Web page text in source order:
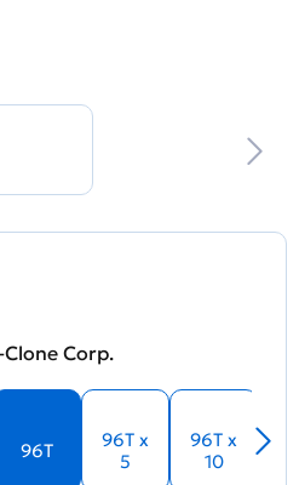
Corp.
96T
96T x
5
96T x
10